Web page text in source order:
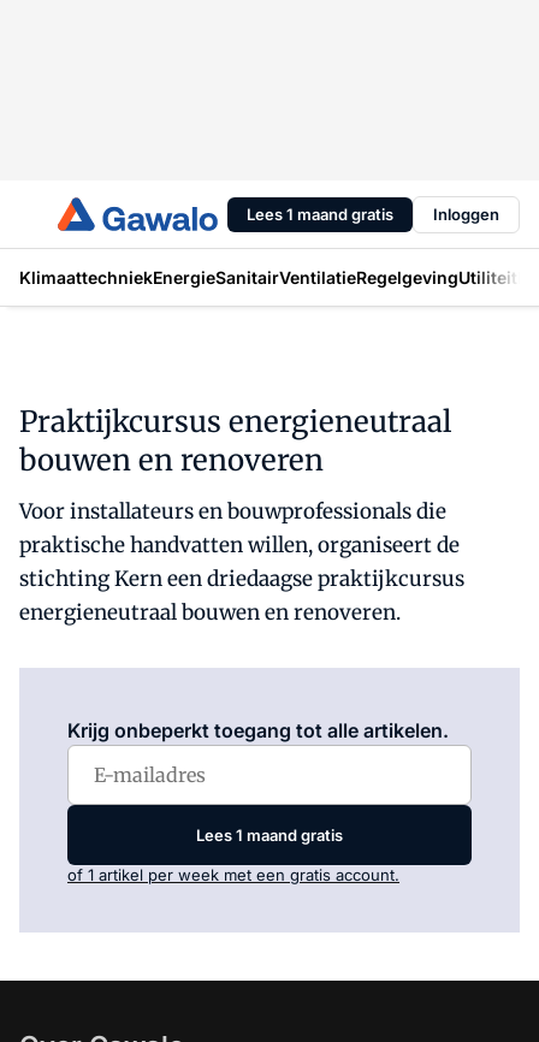
Lees 1 maand gratis Inloggen
KlimaattechniekEnergieSanitairVentilatieRegelgevingUtiliteit
Praktijkcursus energieneutraal
bouwen en renoveren
Voor installateurs en bouwprofessionals die
praktische handvatten willen, organiseert de
stichting Kern een driedaagse praktijkcursus
energieneutraal bouwen en renoveren.
Krijg onbeperkt toegang tot alle artikelen.
Lees 1 maand gratis
of 1 artikel per week met een gratis account.